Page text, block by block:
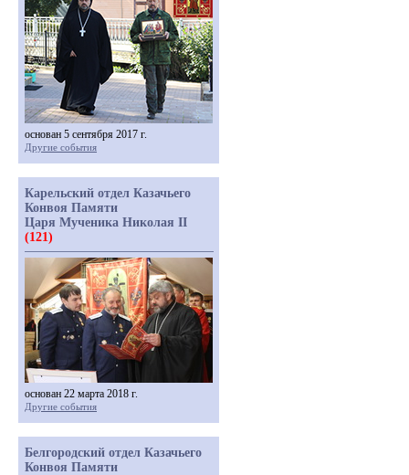
основан 5 сентября 2017 г.
Другие события
Карельский отдел Казачьего
Конвоя Памяти
Царя Мученика Николая II
(121)
основан 22 марта 2018 г.
Другие события
Белгородский отдел Казачьего
Конвоя Памяти